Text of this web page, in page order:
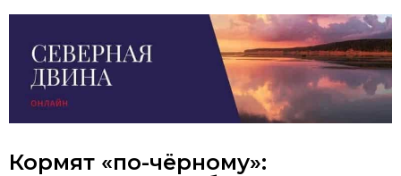
Кормят «по-чёрному»: